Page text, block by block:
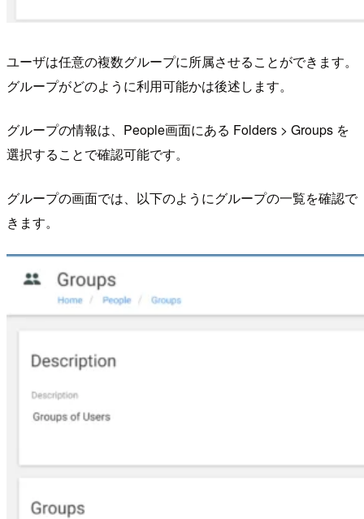
ユーザは任意の複数グループに所属させることができます。
グループがどのように利用可能かは後述します。
グループの情報は、People画面にある Folders > Groups を
選択することで確認可能です。
グループの画面では、以下のようにグループの一覧を確認で
きます。